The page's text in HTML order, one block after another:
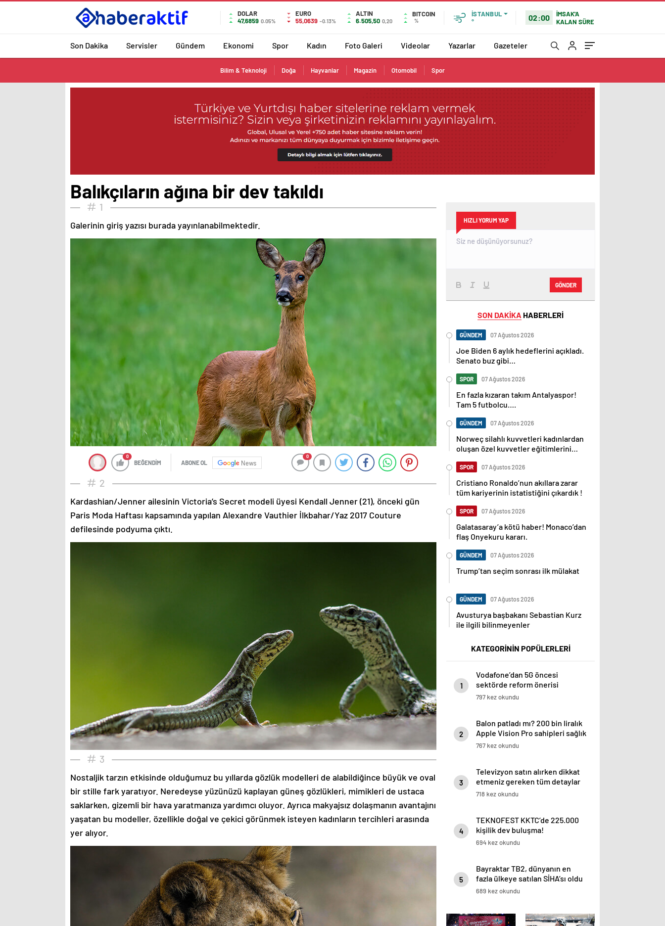
DOLAR
47,6859 0.05%
EURO
55,0639 -0.13%
ALTIN
6.505,50 0,20
BITCOIN
%
İSTANBUL
°
02:00
İMSAK'A
KALAN SÜRE
Son Dakika Servisler Gündem Ekonomi Spor Kadın Foto Galeri Videolar Yazarlar Gazeteler
Bilim & Teknoloji Doğa Hayvanlar Magazin Otomobil Spor
Balıkçıların ağına bir dev takıldı
1
Galerinin giriş yazısı burada yayınlanabilmektedir.
0
BEĞENDİM ABONE OL News
0
2
Kardashian/Jenner ailesinin Victoria’s Secret modeli üyesi Kendall Jenner (21), önceki gün
Paris Moda Haftası kapsamında yapılan Alexandre Vauthier İlkbahar/Yaz 2017 Couture
defilesinde podyuma çıktı.
3
Nostaljik tarzın etkisinde olduğumuz bu yıllarda gözlük modelleri de alabildiğince büyük ve oval
bir stille fark yaratıyor. Neredeyse yüzünüzü kaplayan güneş gözlükleri, mimikleri de ustaca
saklarken, gizemli bir hava yaratmanıza yardımcı oluyor. Ayrıca makyajsız dolaşmanın avantajını
yaşatan bu modeller, özellikle doğal ve çekici görünmek isteyen kadınların tercihleri arasında
yer alıyor.
HIZLI YORUM YAP
GÖNDER
SON DAKİKA HABERLERİ
GÜNDEM 07 Ağustos 2026
Joe Biden 6 aylık hedeflerini açıkladı.
Senato buz gibi…
SPOR 07 Ağustos 2026
En fazla kızaran takım Antalyaspor!
Tam 5 futbolcu….
GÜNDEM 07 Ağustos 2026
Norweç silahlı kuvvetleri kadınlardan
oluşan özel kuvvetler eğitimlerini
SPOR 07 Ağustos 2026
Cristiano Ronaldo’nun akıllara zarar
tüm kariyerinin istatistiğini çıkardık !
SPOR 07 Ağustos 2026
Galatasaray’a kötü haber! Monaco’dan
flaş Onyekuru kararı.
GÜNDEM 07 Ağustos 2026
Trump’tan seçim sonrası ilk mülakat
GÜNDEM 07 Ağustos 2026
Avusturya başbakanı Sebastian Kurz
ile ilgili bilinmeyenler
KATEGORİNİN POPÜLERLERİ
1
Vodafone’dan 5G öncesi
sektörde reform önerisi
797 kez okundu
2
Balon patladı mı? 200 bin liralık
Apple Vision Pro sahipleri sağlık
sorunlarından şikayetçi
767 kez okundu
3
Televizyon satın alırken dikkat
etmeniz gereken tüm detaylar
718 kez okundu
4
TEKNOFEST KKTC’de 225.000
kişilik dev buluşma!
694 kez okundu
5
Bayraktar TB2, dünyanın en
fazla ülkeye satılan SİHA’sı oldu
689 kez okundu